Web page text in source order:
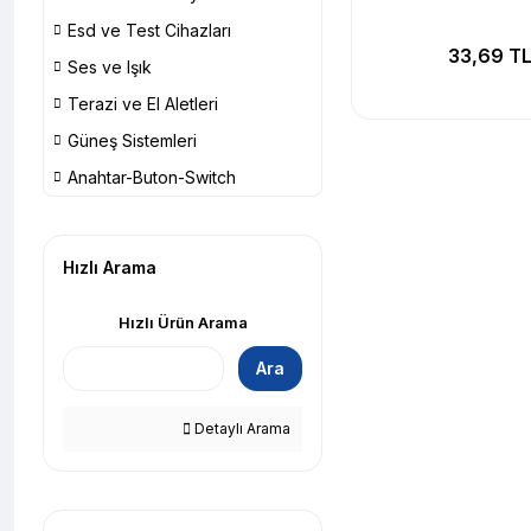
Esd ve Test Cihazları
Ses ve Işık
Terazi ve El Aletleri
Güneş Sistemleri
Anahtar-Buton-Switch
Hızlı Arama
Hızlı Ürün Arama
Ara
Detaylı Arama
33,69 TL